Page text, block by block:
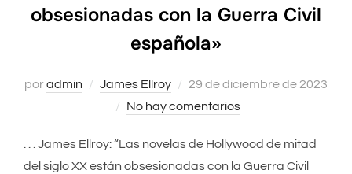
obsesionadas con la Guerra Civil
española»
poradmin James Ellroy
Publicado
el
29 de diciembre de 2023
No hay comentarios
. . . James Ellroy: “Las novelas de Hollywood de mitad
del siglo XX están obsesionadas con la Guerra Civil